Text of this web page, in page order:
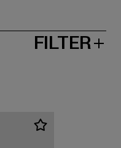
FILTER